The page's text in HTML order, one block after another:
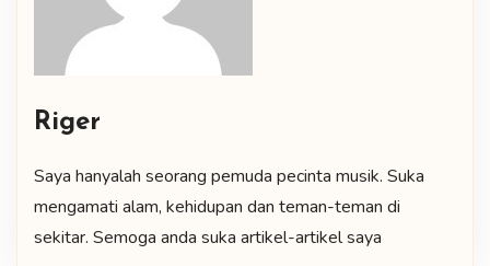
Riger
Saya hanyalah seorang pemuda pecinta musik. Suka
mengamati alam, kehidupan dan teman-teman di
sekitar. Semoga anda suka artikel-artikel saya